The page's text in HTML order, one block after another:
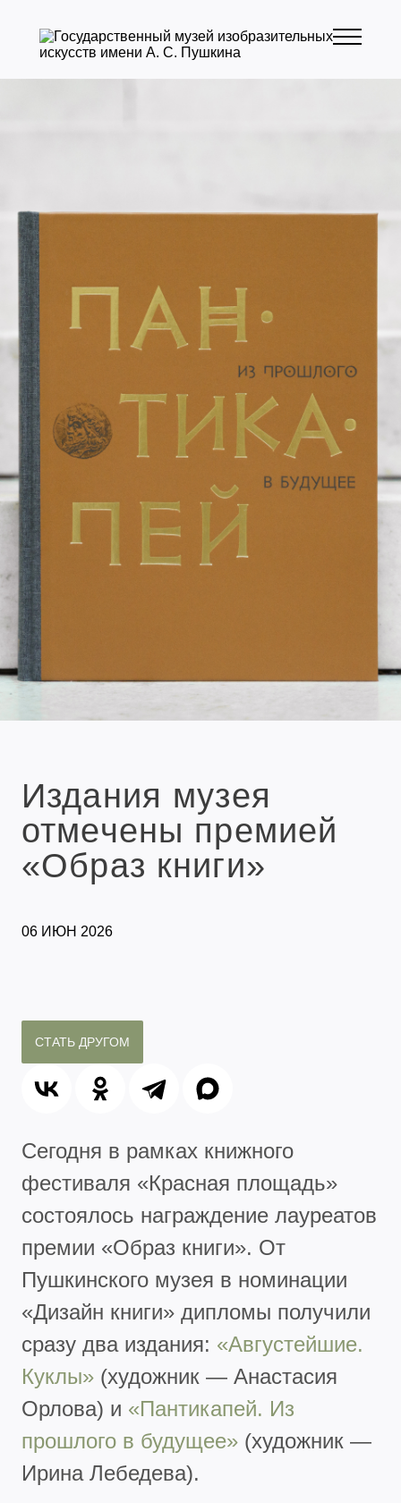
Издания музея
отмечены премией
«Образ книги»
06 ИЮН 2026
СТАТЬ ДРУГОМ
Сегодня в рамках книжного
фестиваля «Красная площадь»
состоялось награждение лауреатов
премии «Образ книги». От
Пушкинского музея в номинации
«Дизайн книги» дипломы получили
сразу два издания: «Августейшие.
Куклы» (художник — Анастасия
Орлова) и «Пантикапей. Из
прошлого в будущее» (художник —
Ирина Лебедева).